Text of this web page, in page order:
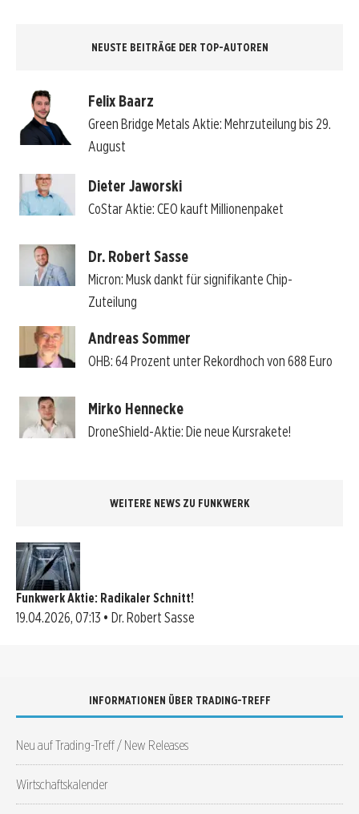
NEUSTE BEITRÄGE DER TOP-AUTOREN
Felix Baarz
Green Bridge Metals Aktie: Mehrzuteilung bis 29.
August
Dieter Jaworski
CoStar Aktie: CEO kauft Millionenpaket
Dr. Robert Sasse
Micron: Musk dankt für signifikante Chip-
Zuteilung
Andreas Sommer
OHB: 64 Prozent unter Rekordhoch von 688 Euro
Mirko Hennecke
DroneShield-Aktie: Die neue Kursrakete!
WEITERE NEWS ZU FUNKWERK
Funkwerk Aktie: Radikaler Schnitt!
19.04.2026, 07:13 • Dr. Robert Sasse
INFORMATIONEN ÜBER TRADING-TREFF
Neu auf Trading-Treff / New Releases
Wirtschaftskalender